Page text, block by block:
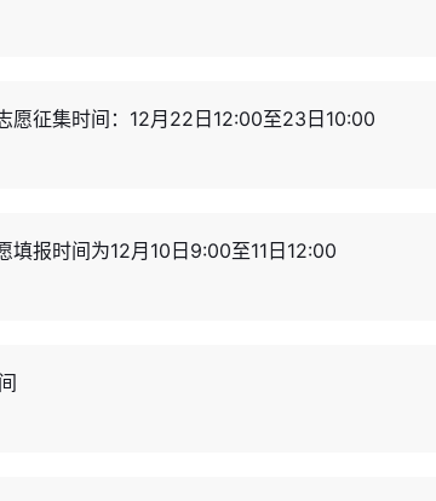
愿征集时间：12月22日12:00至23日10:00
填报时间为12月10日9:00至11日12:00